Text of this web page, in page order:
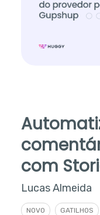
com
Lucas Almeida
NOVO GATILHOS